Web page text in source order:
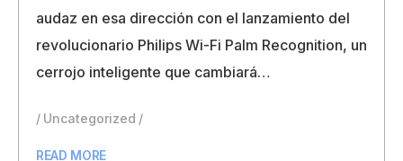
audaz en esa dirección con el lanzamiento del
revolucionario Philips Wi-Fi Palm Recognition, un
cerrojo inteligente que cambiará…
Uncategorized
READ MORE